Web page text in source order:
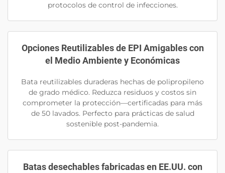
protocolos de control de infecciones.
Opciones Reutilizables de EPI Amigables con
el Medio Ambiente y Económicas
Bata reutilizables duraderas hechas de polipropileno
de grado médico. Reduzca residuos y costos sin
comprometer la protección—certificadas para más
de 50 lavados. Perfecto para prácticas de salud
sostenible post-pandemia.
Batas desechables fabricadas en EE.UU. con